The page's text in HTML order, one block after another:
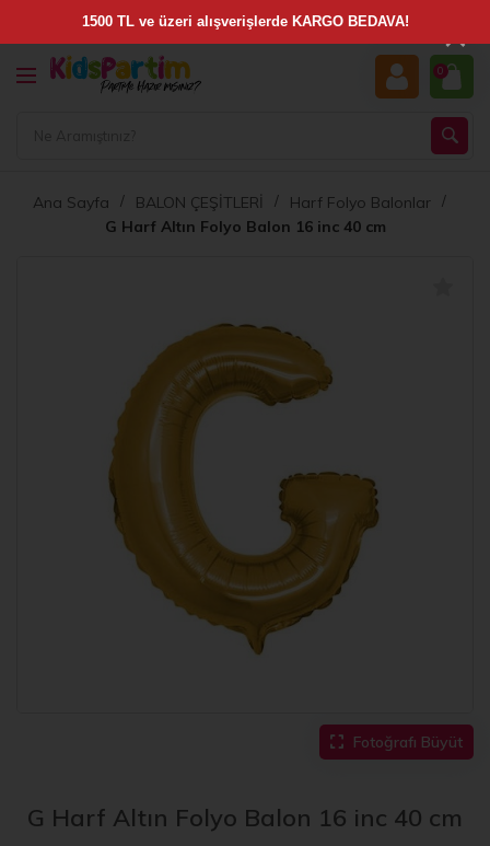
0
Ana Sayfa BALON ÇEŞİTLERİ
Harf Folyo Balonlar
G Harf Altın Folyo Balon 16 inc 40 cm
Fotoğrafı Büyüt
G Harf Altın Folyo Balon 16 inc 40 cm
×